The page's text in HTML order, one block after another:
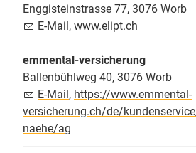
Enggisteinstrasse 77, 3076 Worb
E-Mail , www.elipt.ch
emmental-versicherung
Ballenbühlweg 40, 3076 Worb
E-Mail , https://www.emmental-
versicherung.ch/de/
naehe/ag